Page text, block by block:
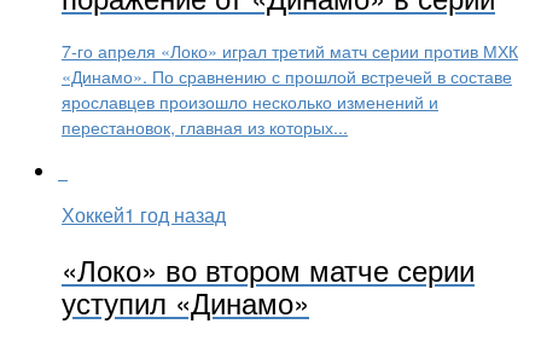
7-го апреля «Локо» играл третий матч серии против МХК
«Динамо». По сравнению с прошлой встречей в составе
ярославцев произошло несколько изменений и
перестановок, главная из которых...
Хоккей1 год назад
«Локо» во втором матче серии
уступил «Динамо»